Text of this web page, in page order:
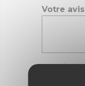
Votre avis